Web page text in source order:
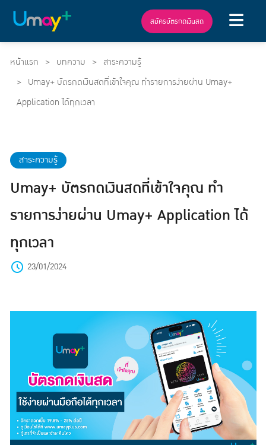
สมัครบัตรกดเงินสด
หน้าแรก บทความ
สาระความรู้
Umay+ บัตรกดเงินสดที่เข้าใจคุณ ทำรายการง่ายผ่าน Umay+
Application ได้ทุกเวลา
สาระความรู้
Umay+ บัตรกดเงินสดที่เข้าใจคุณ ทำ
รายการง่ายผ่าน Umay+ Application ได้
ทุกเวลา
23/01/2024